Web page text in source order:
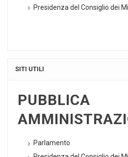
Presidenza del Consiglio dei
SITI UTILI
PUBBLICA
Parlamento